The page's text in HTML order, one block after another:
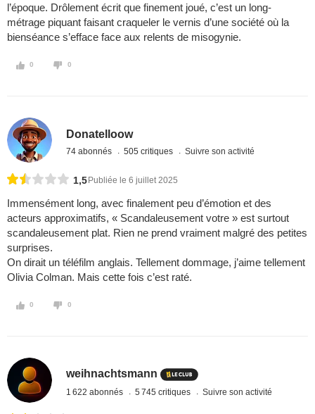
l’époque. Drôlement écrit que finement joué, c’est un long-
métrage piquant faisant craqueler le vernis d’une société où la
bienséance s’efface face aux relents de misogynie.
0 0
Donatelloow
74 abonnés 505 critiques Suivre son activité
1,5 Publiée le 6 juillet 2025
Immensément long, avec finalement peu d’émotion et des
acteurs approximatifs, « Scandaleusement votre » est surtout
scandaleusement plat. Rien ne prend vraiment malgré des petites
surprises.
On dirait un téléfilm anglais. Tellement dommage, j’aime tellement
Olivia Colman. Mais cette fois c’est raté.
0 0
weihnachtsmann
1 622 abonnés 5 745 critiques Suivre son activité